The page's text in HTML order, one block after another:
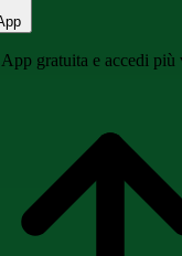
gratuita e accedi più